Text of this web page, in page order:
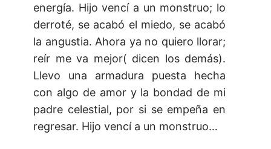
energía. Hijo vencí a un monstruo; lo
derroté, se acabó el miedo, se acabó
la angustia. Ahora ya no quiero llorar;
reír me va mejor( dicen los demás).
Llevo una armadura puesta hecha
con algo de amor y la bondad de mi
padre celestial, por si se empeña en
regresar. Hijo vencí a un monstruo…